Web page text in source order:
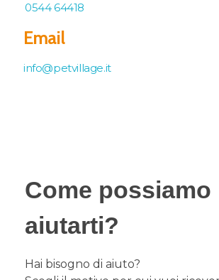
0544 64418
Email
info@petvillage.it
Come possiamo
aiutarti?
Hai bisogno di aiuto?